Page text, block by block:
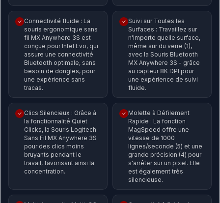
✓ Connectivité fluide : La
souris ergonomique sans
fil MX Anywhere 3S est
conçue pour Intel Evo, qui
assure une connectivité
Bluetooth optimale, sans
besoin de dongles, pour
une expérience sans
tracas.
✓ Suivi sur Toutes les
Surfaces : Travaillez sur
n'importe quelle surface,
même sur du verre (1),
avec la Souris Bluetooth
MX Anywhere 3S - grâce
au capteur 8K DPI pour
une expérience de suivi
fluide.
✓ Clics Silencieux : Grâce à
la fonctionnalité Quiet
Clicks, la Souris Logitech
Sans Fil MX Anywhere 3S
pour des clics moins
bruyants pendant le
travail, favorisant ainsi la
concentration.
✓ Molette à Défilement
Rapide : La fonction
MagSpeed offre une
vitesse de 1000
lignes/seconde (5) et une
grande précision (4) pour
s'arrêter sur un pixel. Elle
est également très
silencieuse.